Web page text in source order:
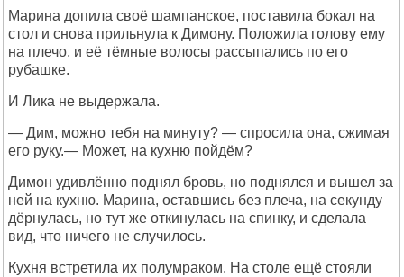
Марина допила своё шампанское, поставила бокал на
стол и снова прильнула к Димону. Положила голову ему
на плечо, и её тёмные волосы рассыпались по его
рубашке.
И Лика не выдержала.
— Дим, можно тебя на минуту? — спросила она, сжимая
его руку.— Может, на кухню пойдём?
Димон удивлённо поднял бровь, но поднялся и вышел за
ней на кухню. Марина, оставшись без плеча, на секунду
дёрнулась, но тут же откинулась на спинку, и сделала
вид, что ничего не случилось.
Кухня встретила их полумраком. На столе ещё стояли